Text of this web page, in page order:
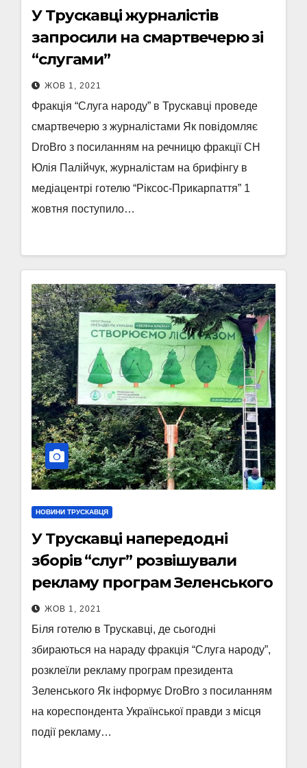
У Трускавці журналістів
запросили на смартвечерю зі
“слугами”
ЖОВ 1, 2021
Фракція “Слуга народу” в Трускавці проведе
смартвечерю з журналістами Як повідомляє
DroBro з посиланням на речницю фракції СН
Юлія Палійчук, журналістам на брифінгу в
медіацентрі готелю “Ріксос-Прикарпаття” 1
жовтня поступило…
НОВИНИ ТРУСКАВЦЯ
У Трускавці напередодні
зборів “слуг” розвішували
рекламу програм Зеленського
ЖОВ 1, 2021
Біля готелю в Трускавці, де сьогодні
збираються на нараду фракція “Слуга народу”,
розклеїли рекламу програм президента
Зеленського Як інформує DroBro з посиланням
на кореспондента Української правди з місця
події рекламу…